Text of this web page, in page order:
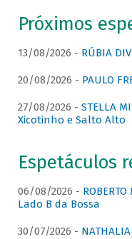
Próximos
13/08/2026 - RÚBIA
20/08/2026 - PAULO
27/08/2026 - STELLA
Xicotinho e Salto Alto
Espetáculos
06/08/2026 -
Lado B da Bossa
30/07/2026 -